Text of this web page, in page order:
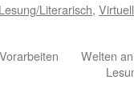
Lesung/Literarisch,
Welten